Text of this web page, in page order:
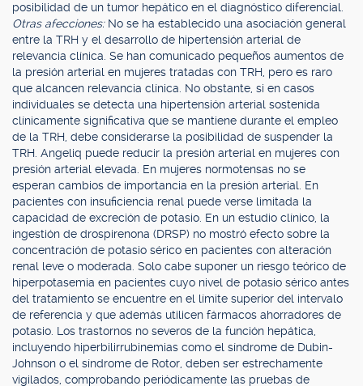
posibilidad de un tumor hepático en el diagnóstico diferencial.
Otras afecciones: No se ha establecido una asociación general
entre la TRH y el desarrollo de hipertensión arterial de
relevancia clínica. Se han comunicado pequeños aumentos de
la presión arterial en mujeres tratadas con TRH, pero es raro
que alcancen relevancia clínica. No obstante, si en casos
individuales se detecta una hipertensión arterial sostenida
clínicamente significativa que se mantiene durante el empleo
de la TRH, debe considerarse la posibilidad de suspender la
TRH. Angeliq puede reducir la presión arterial en mujeres con
presión arterial elevada. En mujeres normotensas no se
esperan cambios de importancia en la presión arterial. En
pacientes con insuficiencia renal puede verse limitada la
capacidad de excreción de potasio. En un estudio clínico, la
ingestión de drospirenona (DRSP) no mostró efecto sobre la
concentración de potasio sérico en pacientes con alteración
renal leve o moderada. Solo cabe suponer un riesgo teórico de
hiperpotasemia en pacientes cuyo nivel de potasio sérico antes
del tratamiento se encuentre en el límite superior del intervalo
de referencia y que además utilicen fármacos ahorradores de
potasio. Los trastornos no severos de la función hepática,
incluyendo hiperbilirrubinemias como el síndrome de Dubin-
Johnson o el síndrome de Rotor, deben ser estrechamente
vigilados, comprobando periódicamente las pruebas de